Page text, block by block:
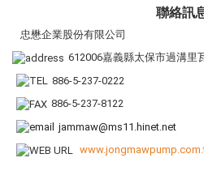
聯絡訊
忠懋企業股份有限公司
612006嘉義縣太保市過溝里
886-5-237-0222
886-5-237-8122
jammaw@ms11.hinet.net